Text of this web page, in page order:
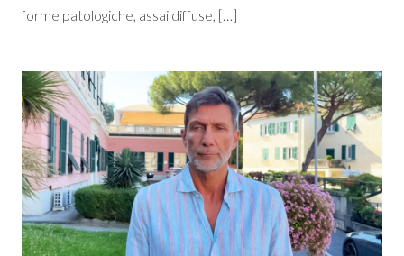
forme patologiche, assai diffuse, […]